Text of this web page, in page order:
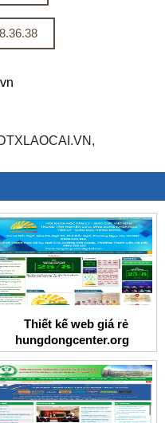
Thiết kế web giá rẻ
hungdongcenter.org